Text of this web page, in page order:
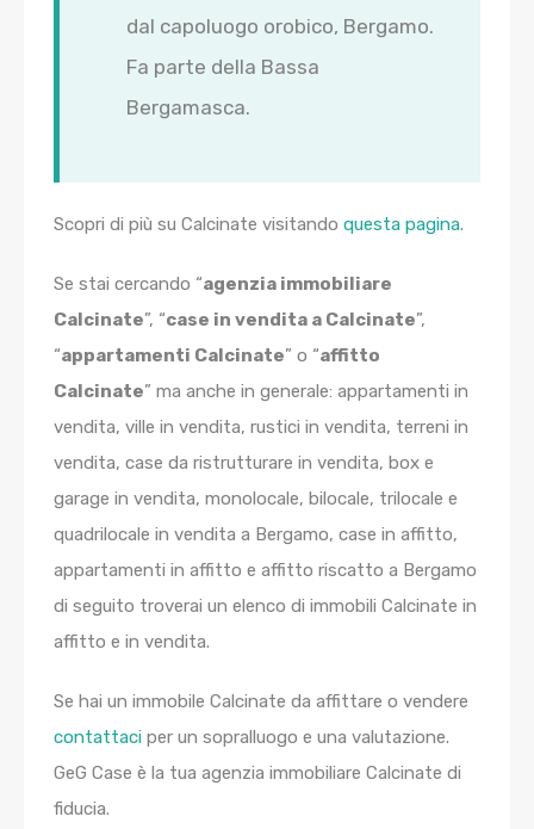
dal capoluogo orobico, Bergamo.
Fa parte della Bassa
Bergamasca.
Scopri di più su Calcinate visitando questa pagina.
Se stai cercando “agenzia immobiliare
Calcinate”, “case in vendita a Calcinate”,
“appartamenti Calcinate” o “affitto
Calcinate” ma anche in generale: appartamenti in
vendita, ville in vendita, rustici in vendita, terreni in
vendita, case da ristrutturare in vendita, box e
garage in vendita, monolocale, bilocale, trilocale e
quadrilocale in vendita a Bergamo, case in affitto,
appartamenti in affitto e affitto riscatto a Bergamo
di seguito troverai un elenco di immobili Calcinate in
affitto e in vendita.
Se hai un immobile Calcinate da affittare o vendere
contattaci per un sopralluogo e una valutazione.
GeG Case è la tua agenzia immobiliare Calcinate di
fiducia.